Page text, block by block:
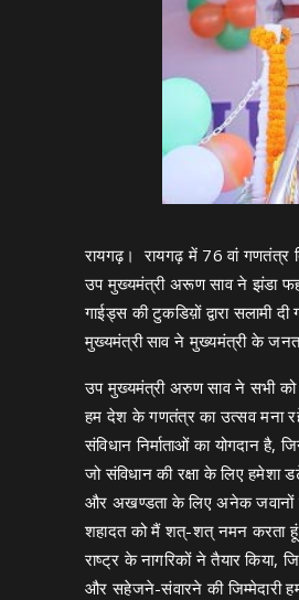
रायगढ़। रायगढ़ में 76 वां गणतंत्र
उप मुख्यमंत्री अरूण साव ने झंडा
गाईड्स की टुकडिय़ों द्वारा
मुख्यमंत्री साव ने मुख्यमंत्री के
उप मुख्यमंत्री अरुण साव ने सभी
हम देश के गणतंत्र का उत्सव मना रहे
संविधान निर्माताओं का योगदान है,
जो संविधान की रक्षा के लिए
और अखण्डता के लिए अनेक जवानों ने
शहादत को मैं शत्-शत् नमन करता
राष्ट्र के नागरिकों ने तैयार
और सहेजने-संवारने की जिम्मेदारी